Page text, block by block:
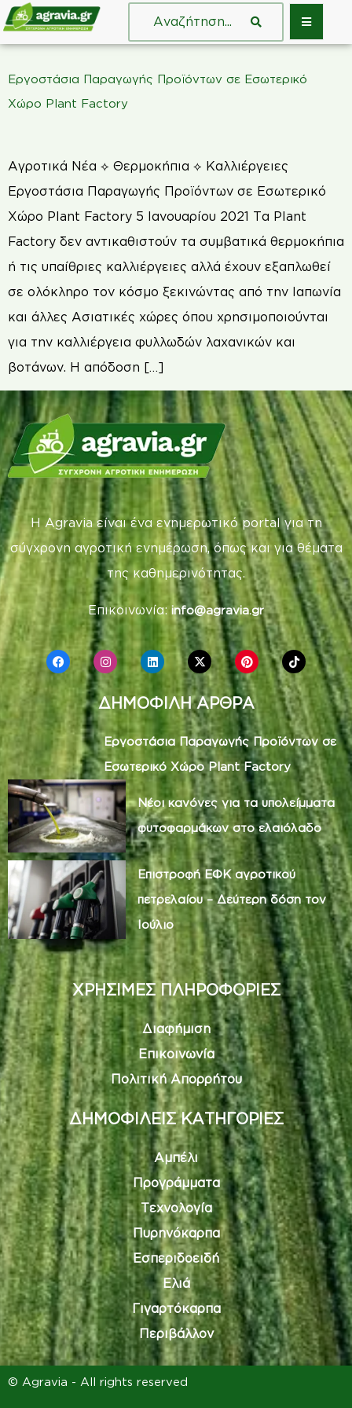
Εργοστάσια Παραγωγής Προϊόντων σε Εσωτερικό
Χώρο Plant Factory
Αγροτικά Νέα ⟡ Θερμοκήπια ⟡ Καλλιέργειες
Εργοστάσια Παραγωγής Προϊόντων σε Εσωτερικό
Χώρο Plant Factory 5 Ιανουαρίου 2021 Τα Plant
Factory δεν αντικαθιστούν τα συμβατικά θερμοκήπια
ή τις υπαίθριες καλλιέργειες αλλά έχουν εξαπλωθεί
σε ολόκληρο τον κόσμο ξεκινώντας από την Ιαπωνία
και άλλες Ασιατικές χώρες όπου χρησιμοποιούνται
για την καλλιέργεια φυλλωδών λαχανικών και
βοτάνων. Η απόδοση […]
Η Agravia είναι ένα ενημερωτικό portal για τη
σύγχρονη αγροτική ενημέρωση, όπως και για θέματα
της καθημερινότητας.
Επικοινωνία: info@agravia.gr
ΔΗΜΟΦΙΛΗ ΑΡΘΡΑ
Εργοστάσια Παραγωγής Προϊόντων σε
Εσωτερικό Χώρο Plant Factory
Νέοι κανόνες για τα υπολείμματα
φυτοφαρμάκων στο ελαιόλαδο
Επιστροφή ΕΦΚ αγροτικού
πετρελαίου – Δεύτερη δόση τον
Ιούλιο
ΧΡΗΣΙΜΕΣ ΠΛΗΡΟΦΟΡΙΕΣ
Διαφήμιση
Επικοινωνία
Πολιτική Απορρήτου
ΔΗΜΟΦΙΛΕΙΣ ΚΑΤΗΓΟΡΙΕΣ
Αμπέλι
Προγράμματα
Τεχνολογία
Πυρηνόκαρπα
Εσπεριδοειδή
Ελιά
Γιγαρτόκαρπα
Περιβάλλον
© Agravia - All rights reserved